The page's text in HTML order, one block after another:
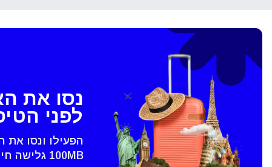
נסו את
לפני
הפעילו ונסו
100MB גלישה חינם - רק בVoye